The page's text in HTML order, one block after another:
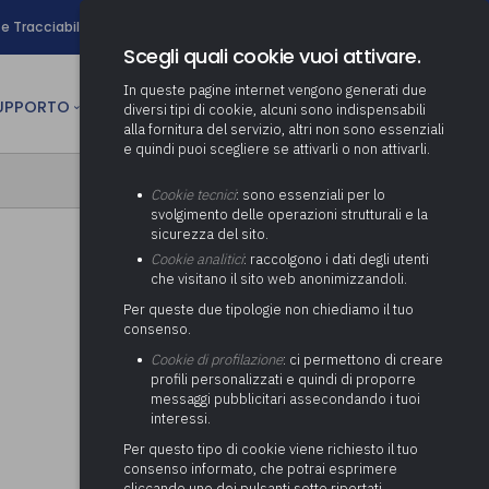
e Tracciabilità
Determinazione fondo risorse
decentrate
Pratiche previdenziali
ai comuni per l’attivazione di
(Partenariato Pubblico
Privato)
Società e organismi
adempimenti degli enti locali
Adeguamento del sistema di
gestione documentale alle
nuove linee guida sul
documento informatico
Protezione dei Dati (RPD,
altrimenti denominato Data
Protection Officer, DPO)
Supporto transizione al
digitale
Gestione IVA
Gestione IRAP
Consolidato
Relazione di fine e inizio
mandato
Supporto alla predisposizione
del Piano Economico-
Attività di supporto Gare
Energetiche (ex Legge 10/91)
Controllo Pratiche Sismiche
convegni
CULTURA person AREA RISERVATA
Scegli quali cookie vuoi attivare.
In queste pagine internet vengono generati due
diversi tipi di cookie, alcuni sono indispensabili
alla fornitura del servizio, altri non sono essenziali
e quindi puoi scegliere se attivarli o non attivarli.
Cookie tecnici: sono essenziali per lo
svolgimento delle operazioni strutturali e la
sicurezza del sito.
Cookie analitici: raccolgono i dati degli utenti
che visitano il sito web anonimizzandoli.
Per queste due tipologie non chiediamo il tuo
consenso.
Cookie di profilazione: ci permettono di creare
profili personalizzati e quindi di proporre
messaggi pubblicitari assecondando i tuoi
interessi.
Per questo tipo di cookie viene richiesto il tuo
consenso informato, che potrai esprimere